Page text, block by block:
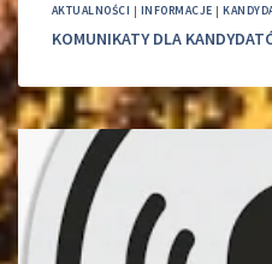
AKTUALNOŚCI | INFORMACJE |
KOMUNIKATY DLA